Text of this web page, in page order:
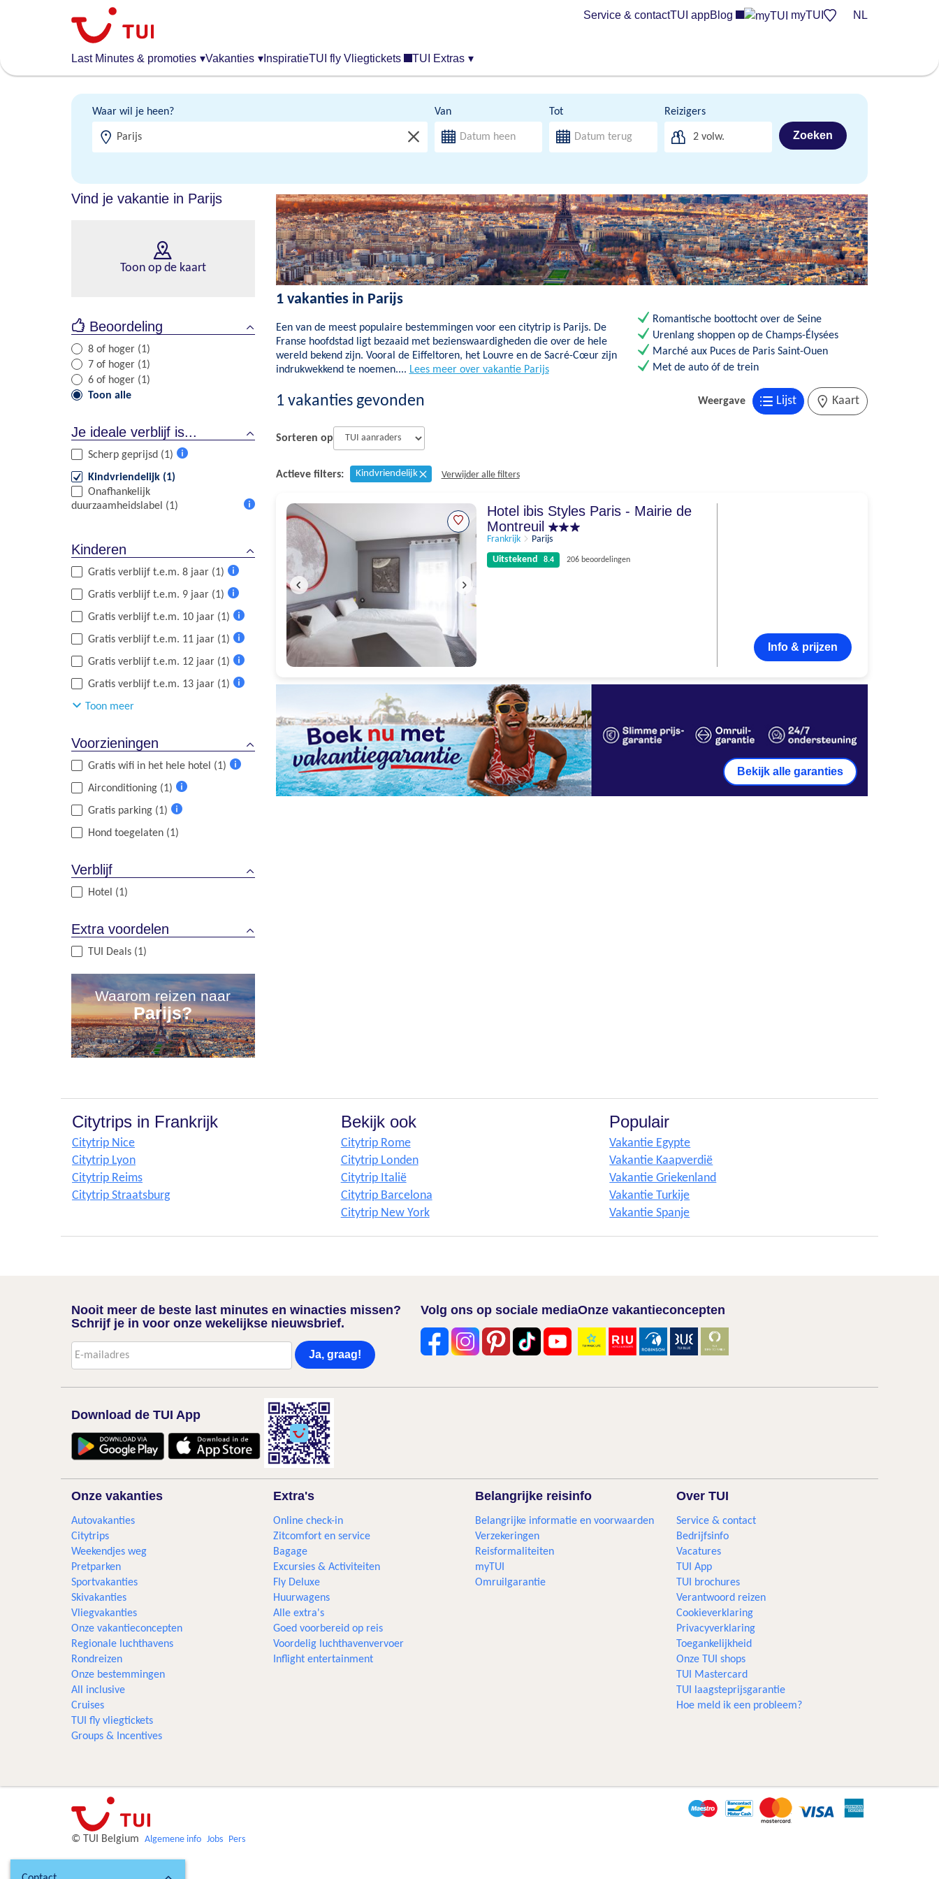
algemene
Last Minutes & promoties ▾Vakanties ▾ InspiratieTUI fly Vliegtickets TUI Extras ▾
Service & contactTUI appBlog myTUI NL
Waar wil je heen? Van Tot Reizigers
2 volw. Zoeken
Vind je vakantie in Parijs
Toon op de kaart
Beoordeling
8 of hoger (1)
7 of hoger (1)
6 of hoger (1)
Toon alle
Je ideale verblijf is...
Scherp geprijsd (1)
informatie
Kindvriendelijk (1)
Onafhankelijk
duurzaamheidslabel (1)
informatie
Kinderen
Gratis verblijf t.e.m. 8 jaar (1)
informatie
Gratis verblijf t.e.m. 9 jaar (1)
informatie
Gratis verblijf t.e.m. 10 jaar (1)
informatie
Gratis verblijf t.e.m. 11 jaar (1)
informatie
Gratis verblijf t.e.m. 12 jaar (1)
informatie
Gratis verblijf t.e.m. 13 jaar (1)
Toon meer
Voorzieningen
Gratis wifi in het hele hotel (1)
Airconditioning (1)
informatie
Gratis parking (1)
informatie
Hond toegelaten (1)
Verblijf
Hotel (1)
Extra voordelen
TUI Deals (1)
Waarom reizen naar
Parijs?
1 vakanties in Parijs
Een van de meest populaire bestemmingen voor een citytrip is Parijs. De
Franse hoofdstad ligt bezaaid met bezienswaardigheden die over de hele
wereld bekend zijn. Vooral de Eiffeltoren, het Louvre en de Sacré-Cœur zijn
indrukwekkend te noemen.... Lees meer over vakantie Parijs
Romantische boottocht over de Seine
Urenlang shoppen op de Champs-Élysées
Marché aux Puces de Paris Saint-Ouen
Met de auto óf de trein
1vakanties gevonden Weergave Lijst Kaart
Sorteren op
Actieve filters: Kindvriendelijk Verwijder alle filters
206 beoordelingen
8.4
Hotel ibis Styles Paris - Mairie de
Montreuil
Frankrijk
Parijs
Uitstekend
8.4 206 beoordelingen
Info & prijzen
Bekijk alle garanties
Citytrips in Frankrijk
Citytrip Nice
Citytrip Lyon
Citytrip Reims
Citytrip Straatsburg
Bekijk ook
Citytrip Rome
Citytrip Londen
Citytrip Italië
Citytrip Barcelona
Citytrip New York
Populair
Vakantie Egypte
Vakantie Kaapverdië
Vakantie Griekenland
Vakantie Turkije
Vakantie Spanje
Nooit meer de beste last minutes en winacties missen?
Schrijf je in voor onze wekelijkse nieuwsbrief.
Ja, graag!
Volg ons op sociale mediaOnze vakantieconcepten
Download de TUI App
Onze vakanties
Autovakanties
Citytrips
Weekendjes weg
Pretparken
Sportvakanties
Skivakanties
Vliegvakanties
Onze vakantieconcepten
Regionale luchthavens
Rondreizen
Onze bestemmingen
All inclusive
Cruises
TUI fly vliegtickets
Groups & Incentives
Extra's
Online check-in
Zitcomfort en service
Bagage
Excursies & Activiteiten
Fly Deluxe
Huurwagens
Alle extra's
Goed voorbereid op reis
Voordelig luchthavenvervoer
Inflight entertainment
Belangrijke reisinfo
Belangrijke informatie en voorwaarden
Verzekeringen
Reisformaliteiten
myTUI
Omruilgarantie
Over TUI
Service & contact
Bedrijfsinfo
Vacatures
TUI App
TUI brochures
Verantwoord reizen
Cookieverklaring
Privacyverklaring
Toegankelijkheid
Onze TUI shops
TUI Mastercard
TUI laagsteprijsgarantie
Hoe meld ik een probleem?
© TUI Belgium Algemene info Jobs Pers